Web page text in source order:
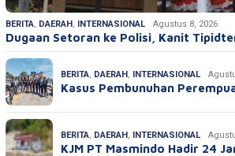
BERITA, DAERAH, INTERNASIONAL Agustus 8, 2026
Dugaan Setoran ke Polisi, Kanit
BERITA, DAERAH, INTERNASIONAL
Kasus Pembunuhan
BERITA, DAERAH, INTERNASIONAL
KJM PT Masmindo Hadir 24